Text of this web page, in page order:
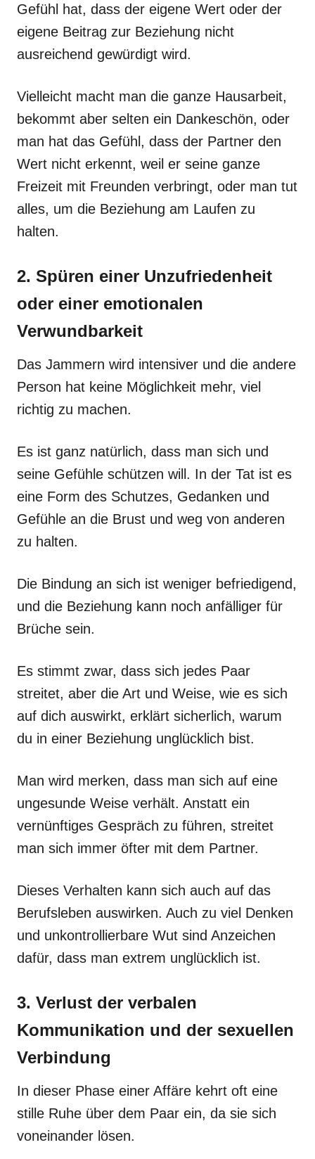
Gefühl hat, dass der eigene Wert oder der
eigene Beitrag zur Beziehung nicht
ausreichend gewürdigt wird.
Vielleicht macht man die ganze Hausarbeit,
bekommt aber selten ein Dankeschön, oder
man hat das Gefühl, dass der Partner den
Wert nicht erkennt, weil er seine ganze
Freizeit mit Freunden verbringt, oder man tut
alles, um die Beziehung am Laufen zu
halten.
2. Spüren einer Unzufriedenheit
oder einer emotionalen
Verwundbarkeit
Das Jammern wird intensiver und die andere
Person hat keine Möglichkeit mehr, viel
richtig zu machen.
Es ist ganz natürlich, dass man sich und
seine Gefühle schützen will. In der Tat ist es
eine Form des Schutzes, Gedanken und
Gefühle an die Brust und weg von anderen
zu halten.
Die Bindung an sich ist weniger befriedigend,
und die Beziehung kann noch anfälliger für
Brüche sein.
Es stimmt zwar, dass sich jedes Paar
streitet, aber die Art und Weise, wie es sich
auf dich auswirkt, erklärt sicherlich, warum
du in einer Beziehung unglücklich bist.
Man wird merken, dass man sich auf eine
ungesunde Weise verhält. Anstatt ein
vernünftiges Gespräch zu führen, streitet
man sich immer öfter mit dem Partner.
Dieses Verhalten kann sich auch auf das
Berufsleben auswirken. Auch zu viel Denken
und unkontrollierbare Wut sind Anzeichen
dafür, dass man extrem unglücklich ist.
3. Verlust der verbalen
Kommunikation und der sexuellen
Verbindung
In dieser Phase einer Affäre kehrt oft eine
stille Ruhe über dem Paar ein, da sie sich
voneinander lösen.